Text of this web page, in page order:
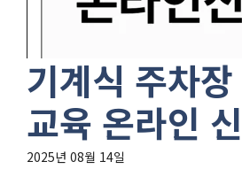
기계식 주차
교육 온라인
2025년 08월 14일